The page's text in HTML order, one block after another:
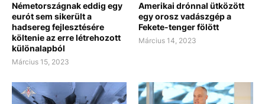
Németországnak eddig egy
eurót sem sikerült a
hadsereg fejlesztésére
költenie az erre létrehozott
különalapból
Március 15, 2023
Amerikai drónnal ütközött
egy orosz vadászgép a
Fekete-tenger fölött
Március 14, 2023